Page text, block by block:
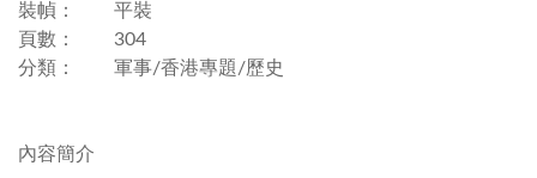
裝幀： 平裝
頁數： 304
分類： 軍事/香港專題/歷史
內容簡介